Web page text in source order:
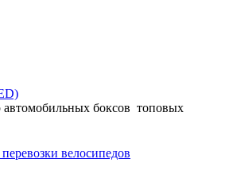
боксов топовых
велосипедов